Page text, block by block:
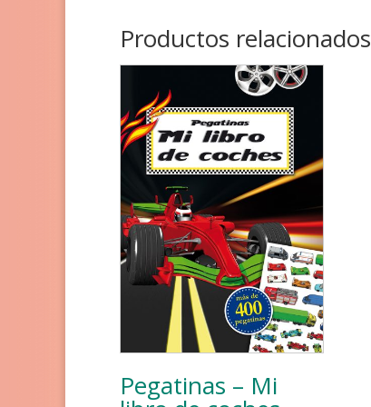
Productos relacionados
Pegatinas – Mi